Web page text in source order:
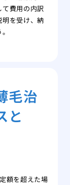
費用の内訳
明を受け、納
毛治
と
額を超えた場